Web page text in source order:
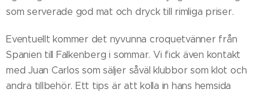
som serverade god mat och dryck till rimliga priser.
Eventuellt kommer det nyvunna croquetvänner från
Spanien till Falkenberg i sommar. Vi fick även kontakt
med Juan Carlos som säljer såväl klubbor som klot och
andra tillbehör. Ett tips är att kolla in hans hemsida